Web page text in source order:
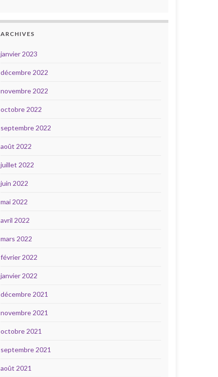
ARCHIVES
janvier 2023
décembre 2022
novembre 2022
octobre 2022
septembre 2022
août 2022
juillet 2022
juin 2022
mai 2022
avril 2022
mars 2022
février 2022
janvier 2022
décembre 2021
novembre 2021
octobre 2021
septembre 2021
août 2021